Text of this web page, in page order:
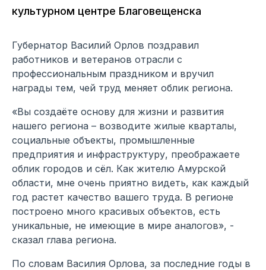
культурном центре Благовещенска
Губернатор Василий Орлов поздравил
работников и ветеранов отрасли с
профессиональным праздником и вручил
награды тем, чей труд меняет облик региона.
«Вы создаёте основу для жизни и развития
нашего региона – возводите жилые кварталы,
социальные объекты, промышленные
предприятия и инфраструктуру, преображаете
облик городов и сёл. Как жителю Амурской
области, мне очень приятно видеть, как каждый
год растет качество вашего труда. В регионе
построено много красивых объектов, есть
уникальные, не имеющие в мире аналогов», -
сказал глава региона.
По словам Василия Орлова, за последние годы в